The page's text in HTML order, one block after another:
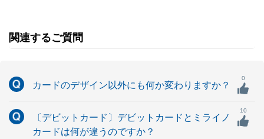
関連するご質問
カードのデザイン以外にも何か変わりますか？
0
〔デビットカード〕デビットカードとミライノ
カードは何が違うのですか？
10